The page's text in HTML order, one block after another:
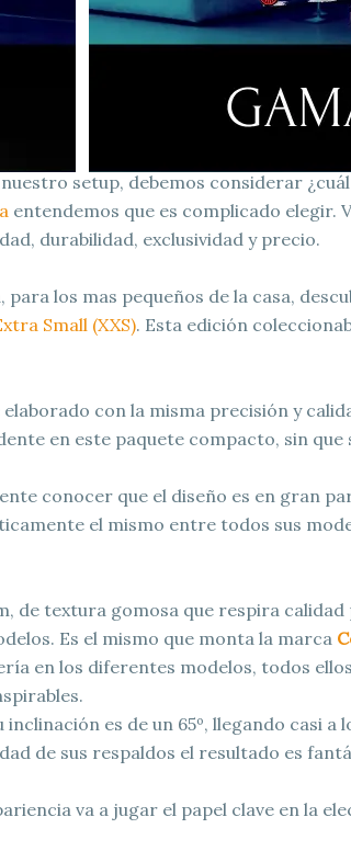
setup, debemos considerar
entendemos que es complicado elegir.
durabilidad, exclusividad y precio.
los mas pequeños de la casa,
Small (XXS). Esta edición
con la misma precisión y
en este paquete compacto, sin que
conocer que el diseño es en gran
el mismo entre todos sus
de textura gomosa que respira
Es el mismo que monta la marca
en los diferentes modelos, todos
inclinación es de un 65º, llegando casi a
de sus respaldos el resultado es
va a jugar el papel clave en la